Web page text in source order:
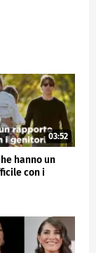
03:52
hanno un
con i